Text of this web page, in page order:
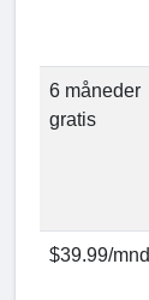
6 måneder
gratis
$39.99/mnd